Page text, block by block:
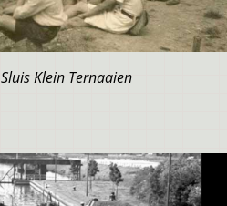
Sluis Klein Ternaaien